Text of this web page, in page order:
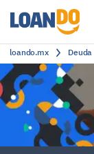
Préstamos
Créditos
Cuentas
loando.mx Deuda